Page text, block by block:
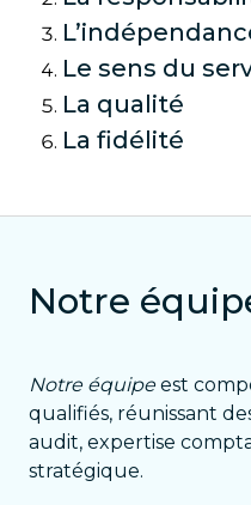
Le sens du
La qualité
La fidélité
Notre
Notre équipeest
qualifiés, réunissant
audit, expertise
stratégique.